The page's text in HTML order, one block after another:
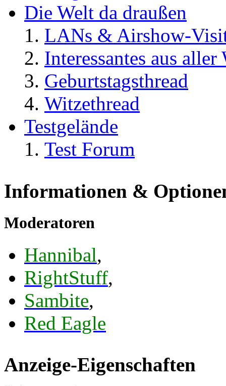
Die Welt da draußen
LANs & Airshow-
Interessantes aus aller
Geburtstagsthread
Witzethread
Testgelände
Test Forum
Informationen &
Moderatoren
Hannibal,
RightStuff,
Sambite,
Red Eagle
Anzeige-Eigenschaften